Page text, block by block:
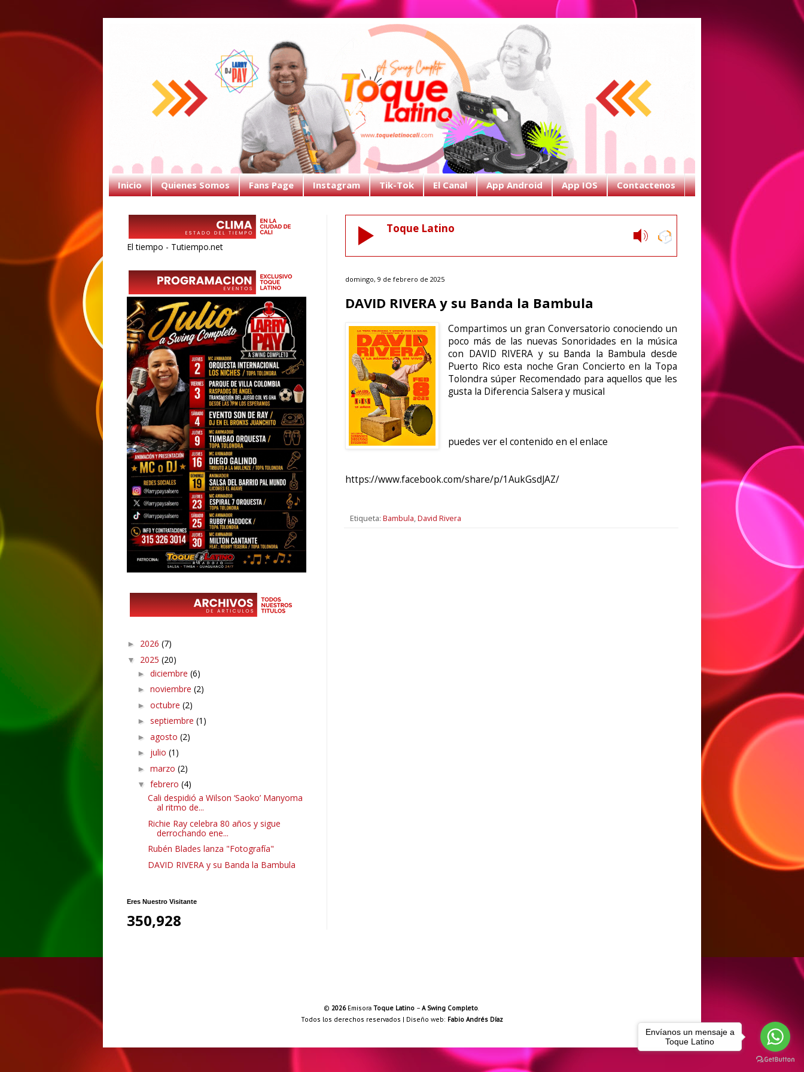
Inicio Quienes Somos Fans Page Instagram Tik-Tok El Canal App Android App IOS Contactenos
Toque Latino
domingo, 9 de febrero de 2025
DAVID RIVERA y su Banda la Bambula
Compartimos un gran Conversatorio conociendo un
poco más de las nuevas Sonoridades en la música
con DAVID RIVERA y su Banda la Bambula desde
Puerto Rico esta noche Gran Concierto en la Topa
Tolondra súper Recomendado para aquellos que les
gusta la Diferencia Salsera y musical
puedes ver el contenido en el enlace
https://www.facebook.com/share/p/1AukGsdJAZ/
Etiqueta: Bambula,David Rivera
El tiempo - Tutiempo.net
► 2026 (7)
▼ 2025 (20)
► diciembre (6)
► noviembre (2)
► octubre (2)
► septiembre (1)
► agosto (2)
► julio (1)
► marzo (2)
▼ febrero (4)
Cali despidió a Wilson ‘Saoko’ Manyoma
al ritmo de...
Richie Ray celebra 80 años y sigue
derrochando ene...
Rubén Blades lanza "Fotografía"
DAVID RIVERA y su Banda la Bambula
Eres Nuestro Visitante
350,928
© 2026Emisora Toque Latino– A Swing Completo.
Todos los derechos reservados | Diseño web: Fabio Andrés Díaz
Envíanos un mensaje a
Toque Latino